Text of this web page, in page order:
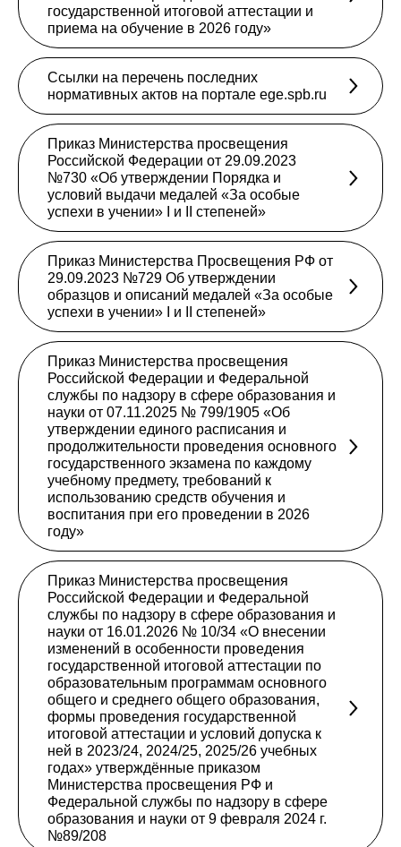
государственной итоговой аттестации и
приема на обучение в 2026 году»
Ссылки на перечень последних
нормативных актов на портале ege.spb.ru
Приказ Министерства просвещения
Российской Федерации от 29.09.2023
№730 «Об утверждении Порядка и
условий выдачи медалей «За особые
успехи в учении» I и II степеней»
Приказ Министерства Просвещения РФ от
29.09.2023 №729 Об утверждении
образцов и описаний медалей «За особые
успехи в учении» I и II степеней»
Приказ Министерства просвещения
Российской Федерации и Федеральной
службы по надзору в сфере образования и
науки от 07.11.2025 № 799/1905 «Об
утверждении единого расписания и
продолжительности проведения основного
государственного экзамена по каждому
учебному предмету, требований к
использованию средств обучения и
воспитания при его проведении в 2026
году»
Приказ Министерства просвещения
Российской Федерации и Федеральной
службы по надзору в сфере образования и
науки от 16.01.2026 № 10/34 «О внесении
изменений в особенности проведения
государственной итоговой аттестации по
образовательным программам основного
общего и среднего общего образования,
формы проведения государственной
итоговой аттестации и условий допуска к
ней в 2023/24, 2024/25, 2025/26 учебных
годах» утверждённые приказом
Министерства просвещения РФ и
Федеральной службы по надзору в сфере
образования и науки от 9 февраля 2024 г.
№89/208